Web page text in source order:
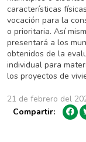
características
vocación para la
o prioritaria. Así
presentará a los
obtenidos de la
individual para
los proyectos de
21 de febrero del
Compartir: